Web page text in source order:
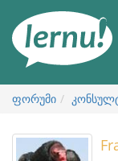
ნახვა
ფორუმი